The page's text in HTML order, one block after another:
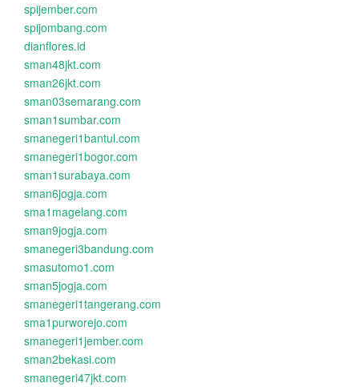
spijember.com
spijombang.com
dianflores.id
sman48jkt.com
sman26jkt.com
sman03semarang.com
sman1sumbar.com
smanegeri1bantul.com
smanegeri1bogor.com
sman1surabaya.com
sman6jogja.com
sma1magelang.com
sman9jogja.com
smanegeri3bandung.com
smasutomo1.com
sman5jogja.com
smanegeri1tangerang.com
sma1purworejo.com
smanegeri1jember.com
sman2bekasi.com
smanegeri47jkt.com